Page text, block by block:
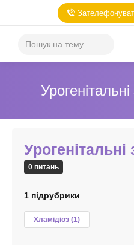
0 питань
1 підрубрики
Хламідіоз (1)